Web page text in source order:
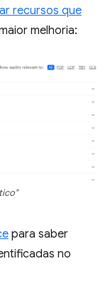
recursos que
melhoria:
para saber
no